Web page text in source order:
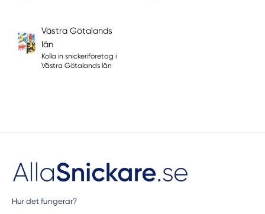
Västra Götalands
län
Kolla in snickeriföretag i
Västra Götalands län
Hur det fungerar?